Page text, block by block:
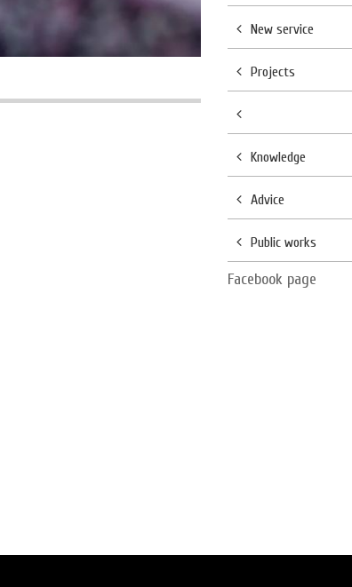
New service
Projects
Knowledge
Advice
Public works
Facebook page